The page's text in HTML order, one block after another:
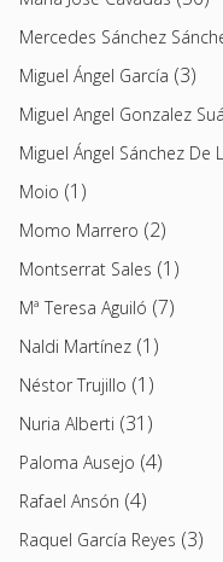
Mercedes Sánchez
Miguel Ángel García (3)
Miguel Angel Gonzalez
Miguel Ángel Sánchez De
Moio (1)
Momo Marrero (2)
Montserrat Sales (1)
Mª Teresa Aguiló (7)
Naldi Martínez (1)
Néstor Trujillo (1)
Nuria Alberti (31)
Paloma Ausejo (4)
Rafael Ansón (4)
Raquel García Reyes (3)